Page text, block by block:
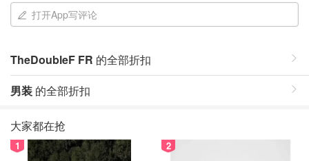
打开App写评论
TheDoubleF FR 的全部折扣
男装 的全部折扣
大家都在抢
1 2